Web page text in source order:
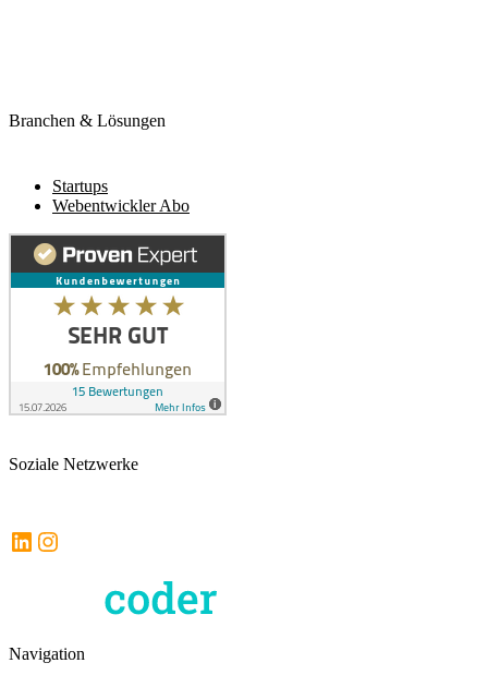
Branchen & Lösungen
Startups
Webentwickler Abo
Soziale Netzwerke
LinkedIn Instagram
Navigation